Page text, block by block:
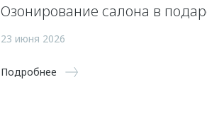
Озонирование салона в
23 июня 2026
Подробнее